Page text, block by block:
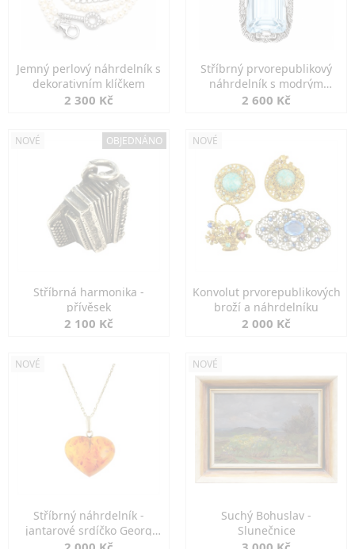
Jemný perlový náhrdelník s
dekorativním klíčkem
2 300 Kč
Stříbrný prvorepublikový
náhrdelník s modrým
spinelem
2 600 Kč
NOVÉ OBJEDNÁNO
Stříbrná harmonika -
přívěsek
2 100 Kč
NOVÉ
Konvolut prvorepublikových
broží a náhrdelníku
2 000 Kč
NOVÉ
Stříbrný náhrdelník -
jantarové srdíčko Georg
Kramer
NOVÉ
Suchý Bohuslav -
Slunečnice